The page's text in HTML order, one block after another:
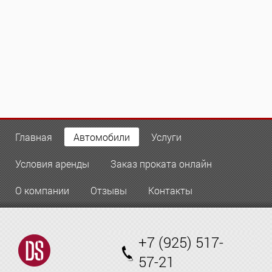
Главная Автомобили Услуги
Условия аренды Заказ проката онлайн
О компании Отзывы Контакты
+7 (925) 517-
57-21